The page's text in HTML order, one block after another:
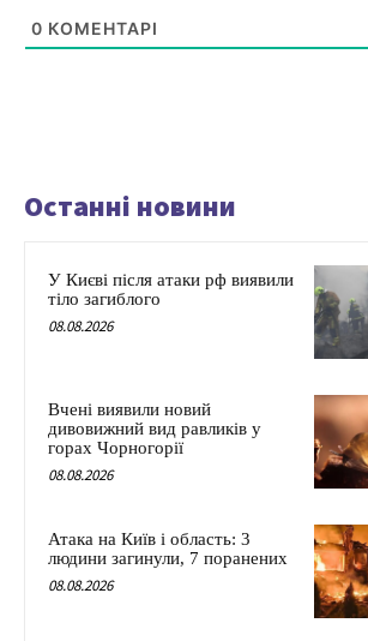
0 КОМЕНТАРІ
Останні новини
У Києві після атаки рф виявили
тіло загиблого
08.08.2026
Вчені виявили новий
дивовижний вид равликів у
горах Чорногорії
08.08.2026
Атака на Київ і область: 3
людини загинули, 7 поранених
08.08.2026